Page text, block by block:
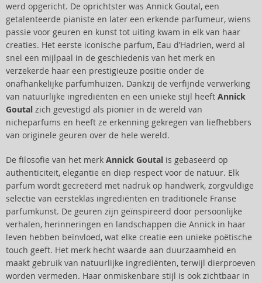
werd opgericht. De oprichtster was Annick Goutal, een
getalenteerde pianiste en later een erkende parfumeur, wiens
passie voor geuren en kunst tot uiting kwam in elk van haar
creaties. Het eerste iconische parfum, Eau d’Hadrien, werd al
snel een mijlpaal in de geschiedenis van het merk en
verzekerde haar een prestigieuze positie onder de
onafhankelijke parfumhuizen. Dankzij de verfijnde verwerking
van natuurlijke ingrediënten en een unieke stijl heeft Annick
Goutal zich gevestigd als pionier in de wereld van
nicheparfums en heeft ze erkenning gekregen van liefhebbers
van originele geuren over de hele wereld.
De filosofie van het merk Annick Goutal is gebaseerd op
authenticiteit, elegantie en diep respect voor de natuur. Elk
parfum wordt gecreëerd met nadruk op handwerk, zorgvuldige
selectie van eersteklas ingrediënten en traditionele Franse
parfumkunst. De geuren zijn geïnspireerd door persoonlijke
verhalen, herinneringen en landschappen die Annick in haar
leven hebben beïnvloed, wat elke creatie een unieke poëtische
touch geeft. Het merk hecht waarde aan duurzaamheid en
maakt gebruik van natuurlijke ingrediënten, terwijl dierproeven
worden vermeden. Haar onmiskenbare stijl is ook zichtbaar in